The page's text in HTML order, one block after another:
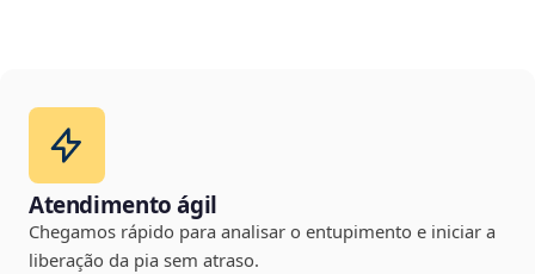
Atendimento ágil
Chegamos rápido para analisar o entupimento e iniciar a
liberação da pia sem atraso.